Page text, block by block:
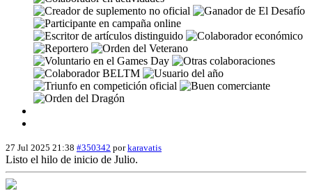
27 Jul 2025 21:38 #350342 porkaravatis
Listo el hilo de inicio de Julio.